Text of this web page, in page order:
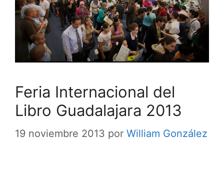
Feria Internacional del
Libro Guadalajara 2013
19 noviembre 2013 por William González